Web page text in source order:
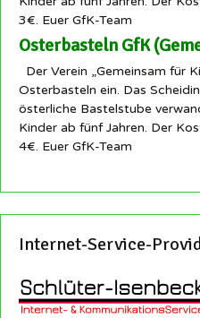
3€. Euer GfK-Team
Osterbasteln GfK
Der Verein „Gemeinsam für
Osterbasteln ein. Das
österliche Bastelstube
Kinder ab fünf Jahren. Der
4€. Euer GfK-Team
Internet-Service-